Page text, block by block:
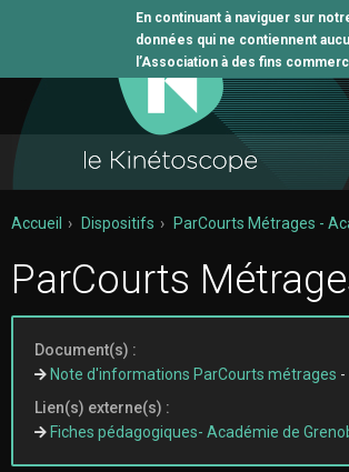
En continuant à naviguer sur
données qui ne contiennent
l’Association à des fins
Accueil Dispositifs ParCourts Métrages -
ParCourts
Document(s) :
Note d'informations ParCourts métrages -
Lien(s) externe(s) :
Fiches pédagogiques- Académie de